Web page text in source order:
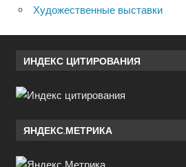
Художественные выставки
ИНДЕКС ЦИТИРОВАНИЯ
ЯНДЕКС.МЕТРИКА